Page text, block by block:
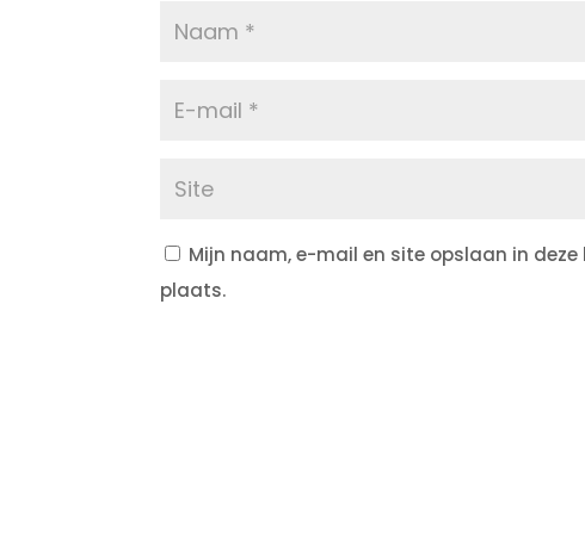
Mijn naam, e-mail en site opslaan in
plaats.